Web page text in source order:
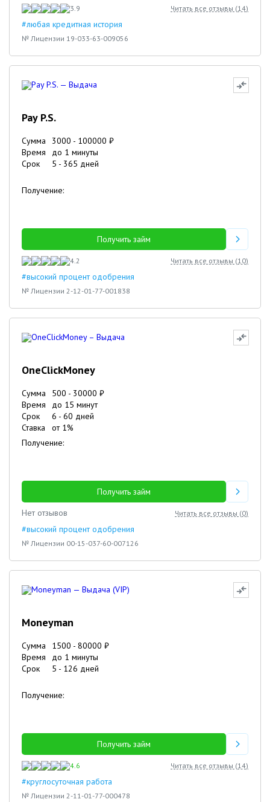
3.9 Читать все отзывы (14)
#любая кредитная история
№ Лицензии 19-033-63-009056
Pay P.S.
Сумма 3000 - 100000 ₽
Время
до 1 минуты
Срок
5 - 365 дней
Получение:
Получить займ
4.2 Читать все отзывы (10)
#высокий процент одобрения
№ Лицензии 2-12-01-77-001838
OneClickMoney
Сумма 500 - 30000 ₽
Время
до 15 минут
Срок
6 - 60 дней
Ставка
от 1%
Получение:
Получить займ
Нет отзывов
Читать все отзывы (0)
#высокий процент одобрения
№ Лицензии 00-15-037-60-007126
Moneyman
Сумма 1500 - 80000 ₽
Время
до 1 минуты
Срок
5 - 126 дней
Получение:
Получить займ
4.6 Читать все отзывы (14)
#круглосуточная работа
№ Лицензии 2-11-01-77-000478